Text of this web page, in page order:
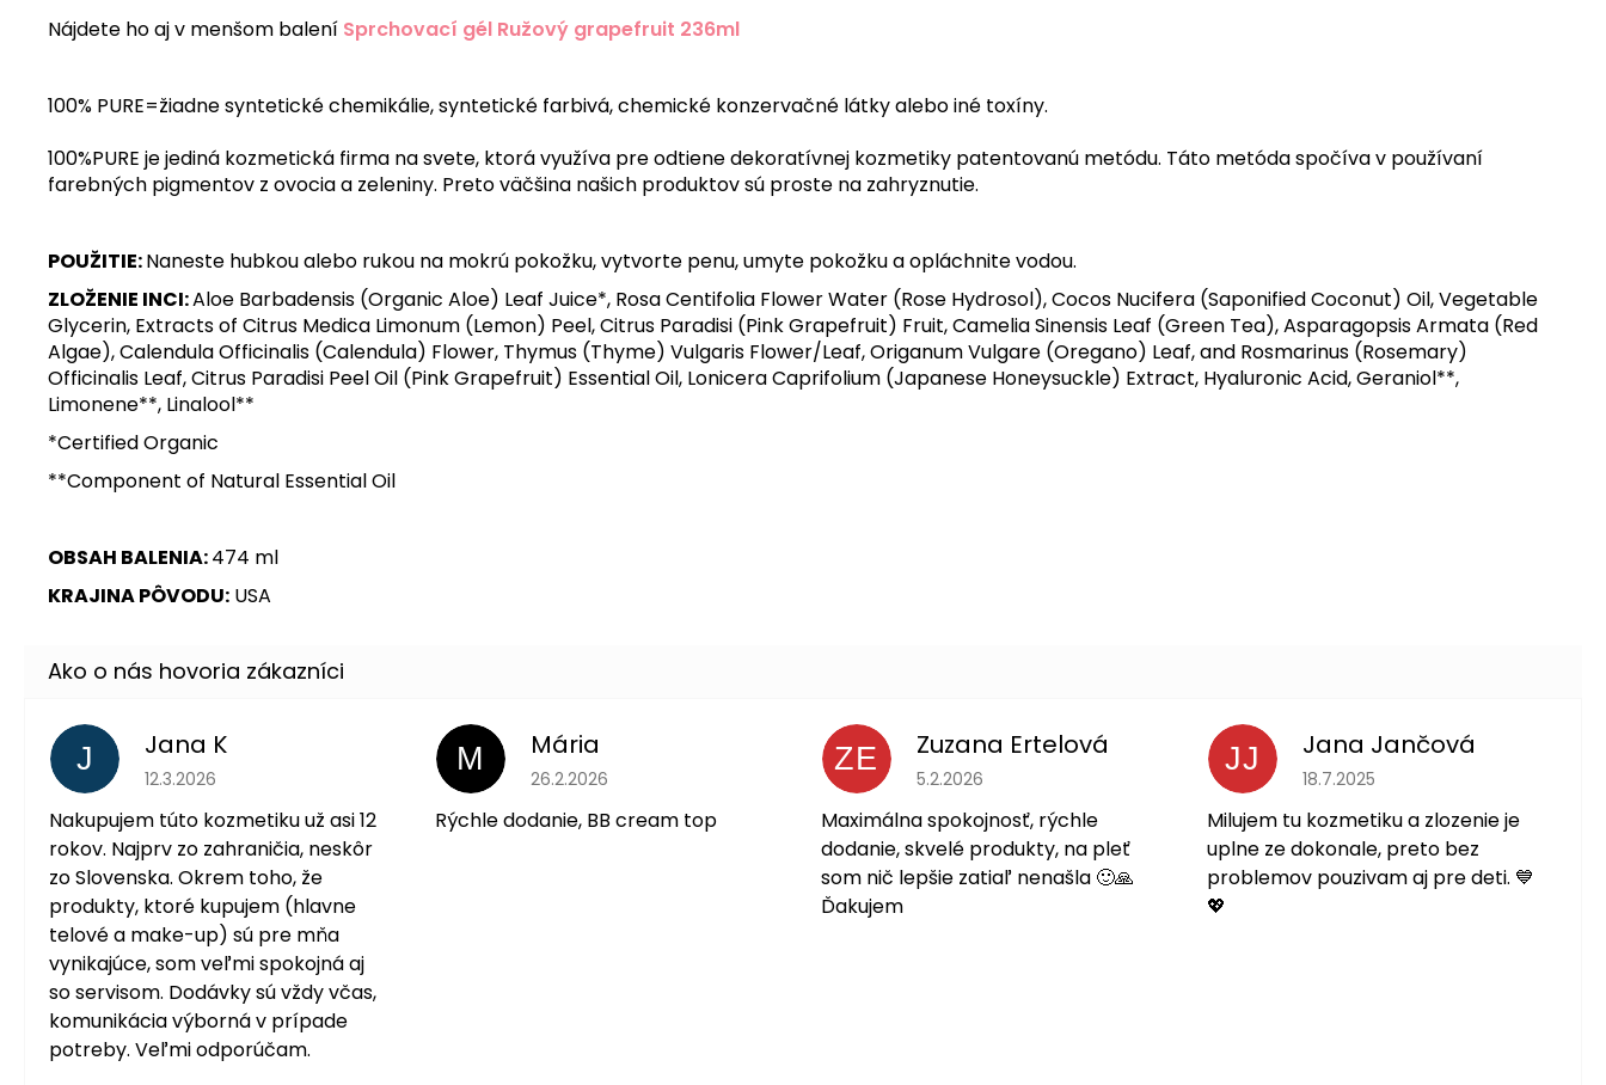
Nájdete ho aj v menšom balení Sprchovací gél Ružový grapefruit 236ml
100% PURE=žiadne syntetické chemikálie, syntetické farbivá, chemické konzervačné látky alebo iné toxíny.
100%PURE je jediná kozmetická firma na svete, ktorá využíva pre odtiene dekoratívnej kozmetiky patentovanú metódu. Táto metóda spočíva v používaní
farebných pigmentov z ovocia a zeleniny. Preto väčšina našich produktov sú proste na zahryznutie.
POUŽITIE:Naneste hubkou alebo rukou na mokrú pokožku, vytvorte penu, umyte pokožku a opláchnite vodou.
ZLOŽENIE INCI:Aloe Barbadensis (Organic Aloe) Leaf Juice*, Rosa Centifolia Flower Water (Rose Hydrosol), Cocos Nucifera (Saponified Coconut) Oil, Vegetable
Glycerin, Extracts of Citrus Medica Limonum (Lemon) Peel, Citrus Paradisi (Pink Grapefruit) Fruit, Camelia Sinensis Leaf (Green Tea), Asparagopsis Armata (Red
Algae), Calendula Officinalis (Calendula) Flower, Thymus (Thyme) Vulgaris Flower/Leaf, Origanum Vulgare (Oregano) Leaf, and Rosmarinus (Rosemary)
Officinalis Leaf, Citrus Paradisi Peel Oil (Pink Grapefruit) Essential Oil, Lonicera Caprifolium (Japanese Honeysuckle) Extract, Hyaluronic Acid, Geraniol**,
Limonene**, Linalool**
*Certified Organic
**Component of Natural Essential Oil
OBSAH BALENIA:474 ml
KRAJINA PÔVODU: USA
J Jana K
Hodnotenie obchodu je 5 z 5 hviezdičiek.
12.3.2026
Nakupujem túto kozmetiku už asi 12
rokov. Najprv zo zahraničia, neskôr
zo Slovenska. Okrem toho, že
produkty, ktoré kupujem (hlavne
telové a make-up) sú pre mňa
vynikajúce, som veľmi spokojná aj
so servisom. Dodávky sú vždy včas,
komunikácia výborná v prípade
potreby. Veľmi odporúčam.
M Mária
Hodnotenie obchodu je 5 z 5 hviezdičiek.
26.2.2026
Rýchle dodanie, BB cream top
ZE Zuzana Ertelová
Hodnotenie obchodu je 5 z 5 hviezdičiek.
5.2.2026
Maximálna spokojnosť, rýchle
dodanie, skvelé produkty, na pleť
som nič lepšie zatiaľ nenašla 🙂🙏
Ďakujem
JJ Jana Jančová
Hodnotenie obchodu je 5 z 5
18.7.2025
Milujem tu kozmetiku a zlozenie je
uplne ze dokonale, preto bez
problemov pouzivam aj pre deti. 💙
💖